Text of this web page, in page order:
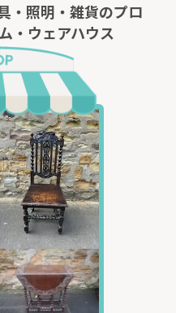
反映していない場合もご
ン等）に差異がある場合
よりデータ元の商品情報
て
検状況や部品代・材料費
も金額が変更される場合
ンスやカスタマイズが可
軽にお問い合わせくださ
。
・照明・雑貨のプロ
・ウェアハウス